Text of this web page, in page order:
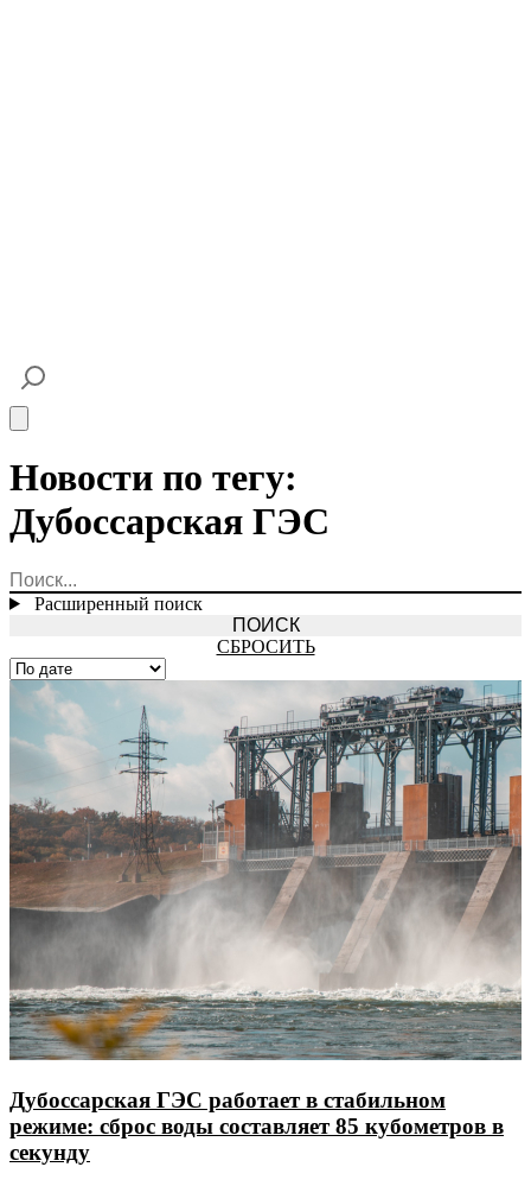
Новости по тегу:
Дубоссарская ГЭС
Расширенный поиск
СБРОСИТЬ
Дубоссарская ГЭС работает в стабильном
режиме: сброс воды составляет 85 кубометров в
секунду